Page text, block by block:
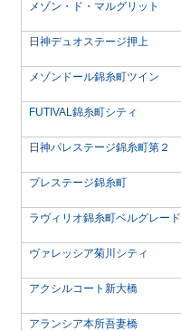
メゾン・ド・マルグリット
日神デュオステージ押上
メゾンドール錦糸町ツイン
FUTIVAL錦糸町シティ
日神パレステージ錦糸町第２
プレステージ錦糸町
ラヴィリオ錦糸町ベルグレード
ヴァレッシア菊川シティ
アクシルコート新大橋
アランシア本所吾妻橋